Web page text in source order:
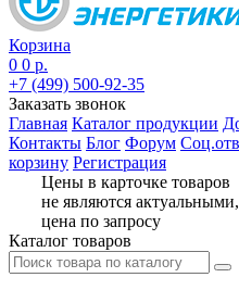
Корзина
0 0 р.
+7 (499) 500-92-35
Заказать звонок
Главная Каталог продукции
Контакты Блог Форум
корзину Регистрация
Цены в карточке товаров
не являются актуальными,
цена по запросу
Каталог товаров